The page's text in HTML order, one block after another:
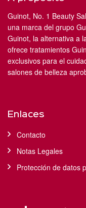
Guinot, No. 1 Beauty
una marca del grupo
Guinot, la alternativa a
ofrece tratamientos
exclusivos para el
salones de belleza
Enlaces
Contacto
Notas Legales
Protección de datos